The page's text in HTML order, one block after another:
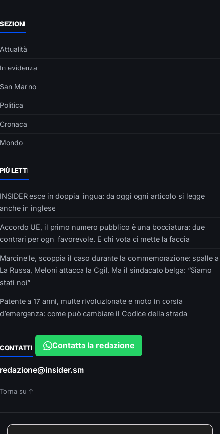
SEZIONI
Attualità
In evidenza
San Marino
Politica
Cronaca
Mondo
PIÙ LETTI
INSIDER esce in doppia lingua: da oggi ogni articolo si legge
anche in inglese
Accordo UE, il primo numero pubblico è una bocciatura: due
contrari per ogni favorevole. E chi vota ci mette la faccia
Marcinelle, scoppia il caso durante la commemorazione: spalle a
La Russa, Meloni attacca la Cgil. Ma il sindacato belga: “Siamo
stati noi”
Patente a 17 anni, multe rivoluzionate e moto in corsia
d’emergenza: come può cambiare il Codice della strada
CONTATTI Contatta la redazione
redazione@insider.sm
Torna su ↑